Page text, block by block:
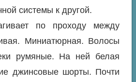
системы к другой.
по проходу между
Миниатюрная. Волосы
румяные. На ней белая
джинсовые шорты. Почти